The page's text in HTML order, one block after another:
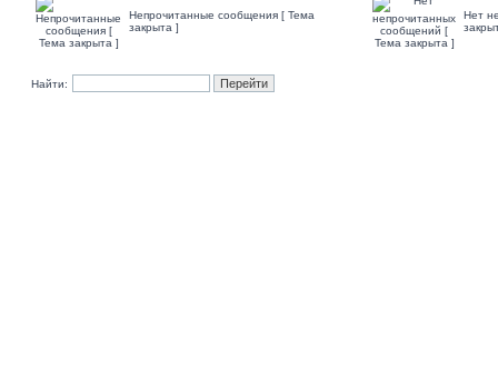
Непрочитанные сообщения [ Тема
закрыта ]
Нет
Найти: